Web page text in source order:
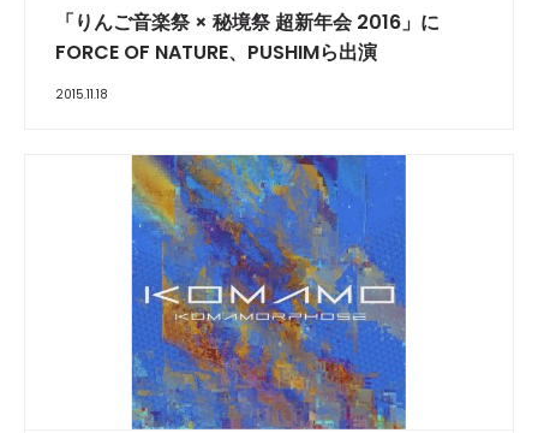
「りんご音楽祭 × 秘境祭 超新年会 2016」に
FORCE OF NATURE、PUSHIMら出演
2015.11.18